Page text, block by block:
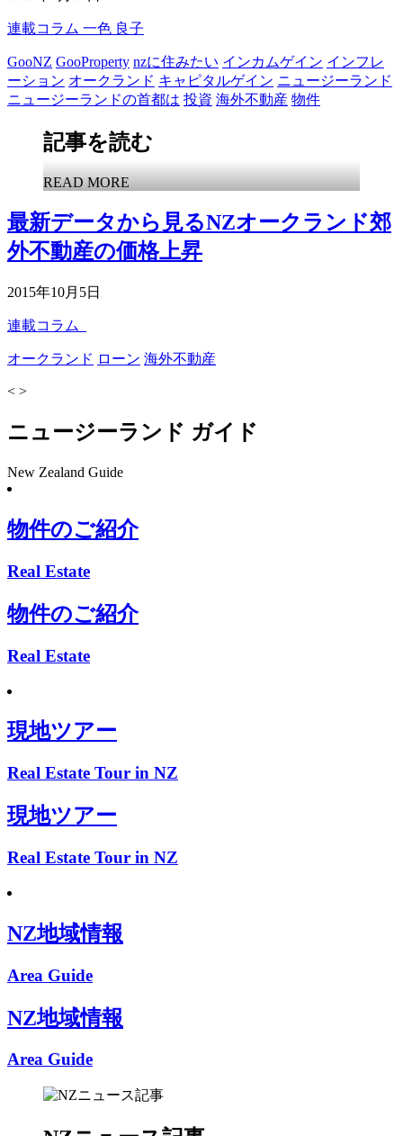
連載コラム 一色 良子
GooNZ GooProperty nzに住みたい インカムゲイン インフレ
ーション オークランド キャピタルゲイン ニュージーランド
ニュージーランドの首都は 投資 海外不動産 物件
記事を読む
READ MORE
最新データから見るNZオークランド郊
外不動産の価格上昇
2015年10月5日
連載コラム
オークランド ローン 海外不動産
< >
ニュージーランド ガイド
New Zealand Guide
物件のご紹介
Real Estate
物件のご紹介
Real Estate
現地ツアー
Real Estate Tour in NZ
現地ツアー
Real Estate Tour in NZ
NZ地域情報
Area Guide
NZ地域情報
Area Guide